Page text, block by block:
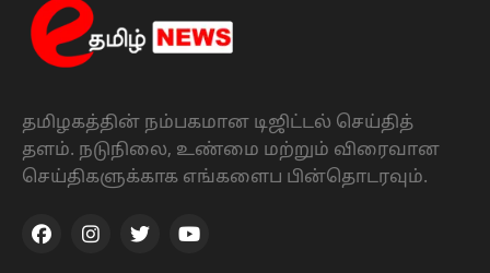
தமிழகத்தின் நம்பகமான டிஜிட்டல் செய்தித்
தளம். நடுநிலை, உண்மை மற்றும் விரைவான
செய்திகளுக்காக எங்களைப பின்தொடரவும்.